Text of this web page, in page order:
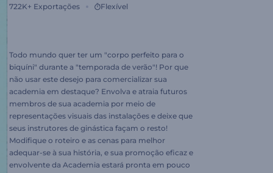
722K+ Exportações Flexível
Todo mundo quer ter um "corpo perfeito para o
biquíni" durante a "temporada de verão"! Por que
não usar este desejo para comercializar sua
academia em destaque? Envolva e atraia futuros
membros de sua academia por meio de
representações visuais das instalações e deixe que
seus instrutores de ginástica façam o resto!
Modifique o roteiro e as cenas para melhor
adequar-se à sua história, e sua promoção eficaz e
envolvente da Academia estará pronta em pouco